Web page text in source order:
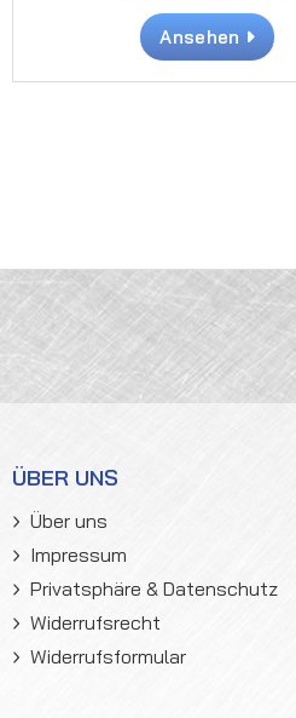
Ansehen
ÜBER UNS
Über uns
Impressum
Privatsphäre & Datenschutz
Widerrufsrecht
Widerrufsformular